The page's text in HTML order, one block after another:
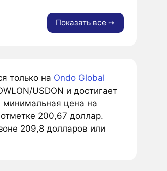
Показать все ➙
только на Ondo Global
USDON и достигает
цена на
200,67 доллар.
209,8 долларов или